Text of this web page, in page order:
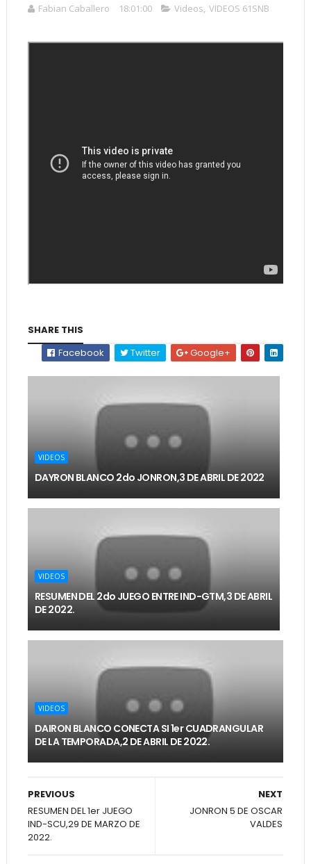
Fabian Caballero 18:01:00 Videos, VIDEOS 61SNB
SHARE THIS
Facebook
Twitter Google+
VIDEOS
DAYRON BLANCO 2do JONRON,3 DE ABRIL DE 2022
VIDEOS
RESUMEN DEL 2do JUEGO ENTRE IND-GTM,3 DE ABRIL
DE 2022.
VIDEOS
DAIRON BLANCO CONECTA SI 1er CUADRANGULAR
DE LA TEMPORADA,2 DE ABRIL DE 2022.
NEXT
JONRON 5 DE OSCAR
VALDES
PREVIOUS
RESUMEN DEL 1er JUEGO
IND-SCU,29 DE MARZO DE
2022.